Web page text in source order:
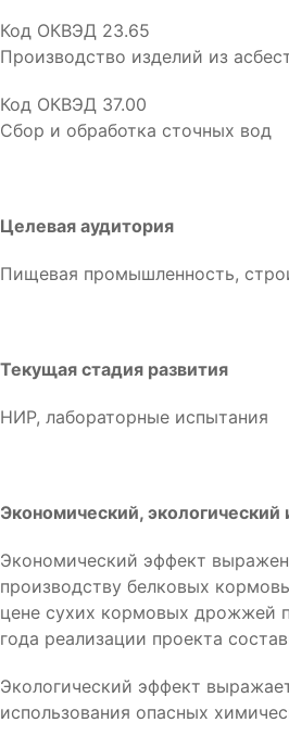
Код ОКВЭД 23.65
Производство изделий из
Код ОКВЭД 37.00
Сбор и обработка сточных вод
Целевая аудитория
Пищевая промышленность,
Текущая стадия развития
НИР, лабораторные испытания
Экономический,
Экономический эффект
производству белковых
цене сухих кормовых дрожжей
года реализации проекта
Экологический эффект
использования опасных